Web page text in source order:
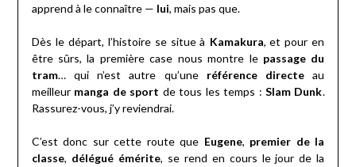
apprend à le connaître — lui, mais pas que.
Dès le départ, l’histoire se situe à Kamakura, et pour en
être sûrs, la première case nous montre le passage du
tram… qui n’est autre qu’une référence directe au
meilleur manga de sport de tous les temps : Slam Dunk.
Rassurez-vous, j’y reviendrai.
C’est donc sur cette route que Eugene, premier de la
classe, délégué émérite, se rend en cours le jour de la